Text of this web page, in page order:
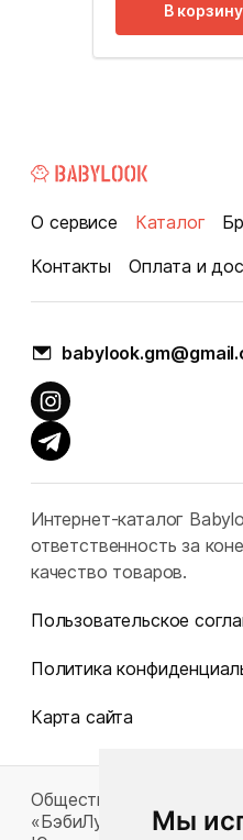
Мы
В корзину
О сервисе Каталог
Контакты
Оплата и
Интернет-каталог
ответственность за
качество товаров.
Пользовательское
Политика
Карта сайта
Общество с
«БэбиЛук»